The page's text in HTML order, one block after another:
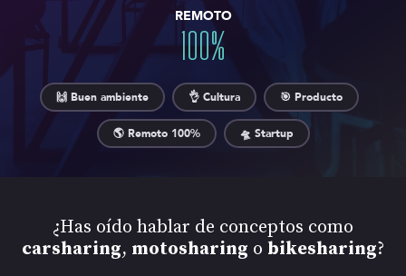
REMOTO
100%
🙌 Buen ambiente 👌 Cultura 🎯 Producto
🌎 Remoto 100% 🛸 Startup
¿Has oído hablar de conceptos como
carsharing, motosharing o bikesharing?